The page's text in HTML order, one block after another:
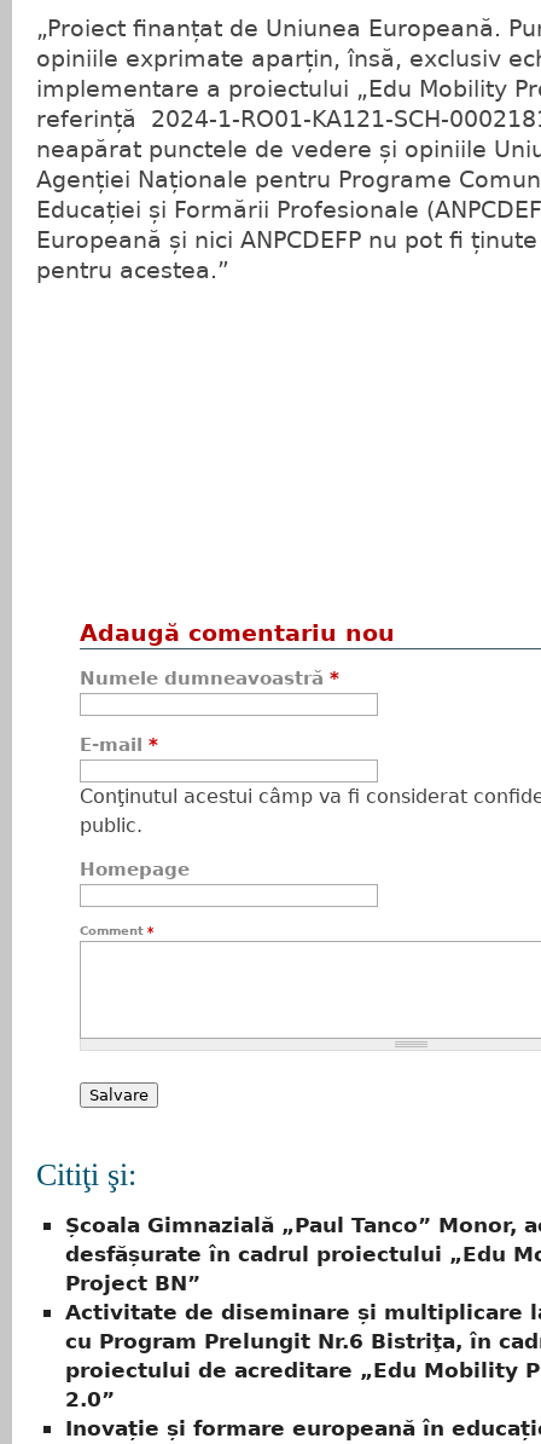
„Proiect finanțat de Uniunea Europeană.
opiniile exprimate aparțin, însă, exclusiv
implementare a proiectului „Edu Mobility
referință 2024-1-RO01-KA121-SCH-
neapărat punctele de vedere și opiniile
Agenției Naționale pentru Programe
Educației și Formării Profesionale
Europeană și nici ANPCDEFP nu pot fi
pentru acestea.”
Adaugă comentariu nou
Numele dumneavoastră *
E-mail *
Conţinutul acestui câmp va fi considerat
public.
Homepage
Comment *
Citiţi şi:
Școala Gimnazială „Paul Tanco” Monor,
desfășurate în cadrul proiectului „Edu
Project BN”
Activitate de diseminare și multiplicare
cu Program Prelungit Nr.6 Bistriţa, în
proiectului de acreditare „Edu Mobility
2.0”
Inovație și formare europeană în